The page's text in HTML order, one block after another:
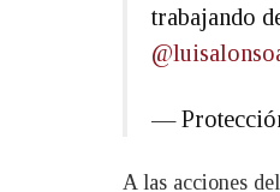
trabajando
—
A las acciones